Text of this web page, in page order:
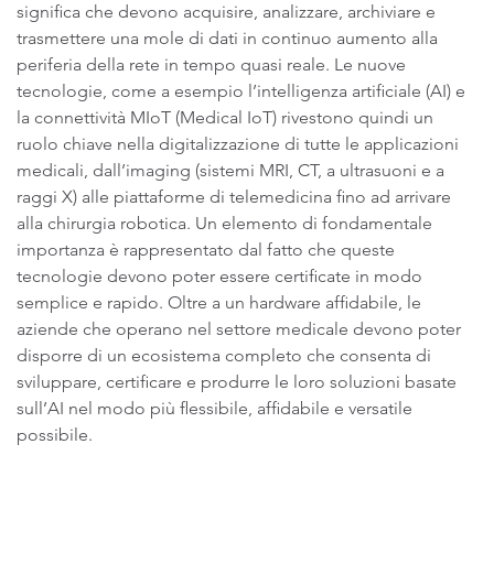
significa che devono acquisire, analizzare, archiviare e
trasmettere una mole di dati in continuo aumento alla
periferia della rete in tempo quasi reale. Le nuove
tecnologie, come a esempio l’intelligenza artificiale (AI) e
la connettività MIoT (Medical IoT) rivestono quindi un
ruolo chiave nella digitalizzazione di tutte le applicazioni
medicali, dall’imaging (sistemi MRI, CT, a ultrasuoni e a
raggi X) alle piattaforme di telemedicina fino ad arrivare
alla chirurgia robotica. Un elemento di fondamentale
importanza è rappresentato dal fatto che queste
tecnologie devono poter essere certificate in modo
semplice e rapido. Oltre a un hardware affidabile, le
aziende che operano nel settore medicale devono poter
disporre di un ecosistema completo che consenta di
sviluppare, certificare e produrre le loro soluzioni basate
sull’AI nel modo più flessibile, affidabile e versatile
possibile.